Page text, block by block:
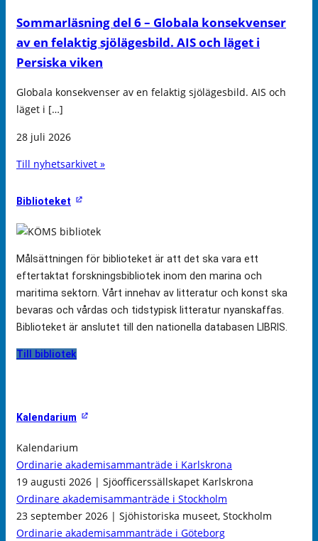
Sommarläsning del 6 – Globala konsekvenser
av en felaktig sjölägesbild. AIS och läget i
Persiska viken
Globala konsekvenser av en felaktig sjölägesbild. AIS och
läget i […]
28 juli 2026
Till nyhetsarkivet »
Biblioteket
Målsättningen för biblioteket är att det ska vara ett
eftertaktat forskningsbibliotek inom den marina och
maritima sektorn. Vårt innehav av litteratur och konst ska
bevaras och vårdas och tidstypisk litteratur nyanskaffas.
Biblioteket är anslutet till den nationella databasen LIBRIS.
Till bibliotek
Kalendarium
Kalendarium
Ordinarie akademisammanträde i Karlskrona
19 augusti 2026 | Sjöofficerssällskapet Karlskrona
Ordinare akademisammanträde i Stockholm
23 september 2026 | Sjöhistoriska museet, Stockholm
Ordinarie akademisammanträde i Göteborg